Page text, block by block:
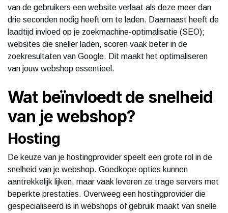
van de gebruikers een website verlaat als deze meer dan
drie seconden nodig heeft om te laden. Daarnaast heeft de
laadtijd invloed op je zoekmachine-optimalisatie (SEO);
websites die sneller laden, scoren vaak beter in de
zoekresultaten van Google. Dit maakt het optimaliseren
van jouw webshop essentieel.
Wat beïnvloedt de snelheid
van je webshop?
Hosting
De keuze van je hostingprovider speelt een grote rol in de
snelheid van je webshop. Goedkope opties kunnen
aantrekkelijk lijken, maar vaak leveren ze trage servers met
beperkte prestaties. Overweeg een hostingprovider die
gespecialiseerd is in webshops of gebruik maakt van snelle